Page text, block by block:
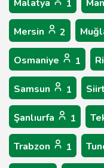
Malatya 1
Mersin 2
Osmaniye 1
Samsun 1 Siirt
Şanlıurfa 1
Trabzon 1